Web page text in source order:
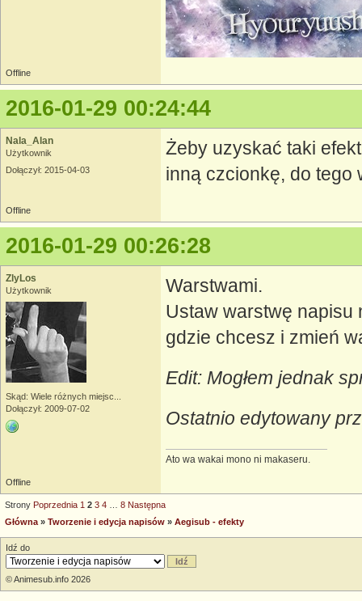
Offline
2016-01-29 00:24:44
Nala_Alan
Użytkownik
Dołączył: 2015-04-03
Żeby uzyskać taki
inną czcionkę, do tego
Offline
2016-01-29 00:26:28
ZlyLos
Użytkownik
Skąd: Wiele różnych miejsc...
Dołączył: 2009-07-02
Warstwami.
Ustaw warstwę napisu
gdzie chcesz i zmień
Edit: Mogłem jednak
Ostatnio edytowany
Ato wa wakai mono ni makaseru.
Offline
Strony Poprzednia 1 2 3 4 8 Następna
Główna » Tworzenie i edycja napisów » Aegisub - efekty
Idź do
© Animesub.info 2026